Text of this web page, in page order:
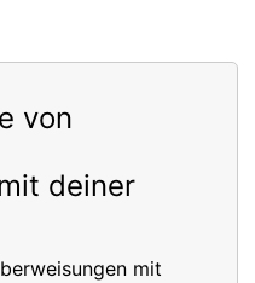
von
deiner
mit